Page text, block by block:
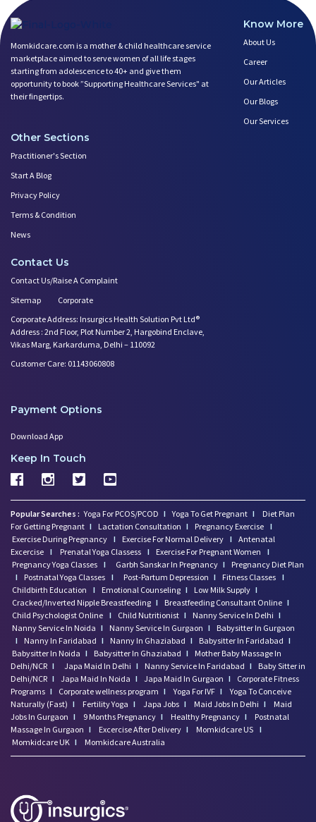
Momkidcare.com is a mother & child healthcare service
marketplace aimed to serve women of all life stages
starting from adolescence to 40+ and give them
opportunity to book ”Supporting Healthcare Services" at
their fingertips.
Know More
About Us
Career
Our Articles
Our Blogs
Our Services
Other Sections
Practitioner's Section
Start A Blog
Privacy Policy
Terms & Condition
News
Contact Us
Contact Us/Raise A Complaint
Sitemap
Corporate
Corporate Address: Insurgics Health Solution Pvt Ltd®
Address : 2nd Floor, Plot Number 2, Hargobind Enclave,
Vikas Marg, Karkarduma, Delhi – 110092
Customer Care: 01143060808
Payment Options
Download App
Keep In Touch
Popular Searches : Yoga For PCOS/PCOD I Yoga To Get Pregnant I
Diet Plan
For Getting Pregnant I Lactation Consultation I Pregnancy Exercise I
Exercise During Pregnancy I Exercise For Normal Delivery I Antenatal
Excercise I Prenatal Yoga Classess I Exercise For Pregnant Women
I
Pregnancy Yoga Classes I Garbh Sanskar In Pregnancy I
Pregnancy Diet Plan
I
Postnatal Yoga Classes I Post-Partum Depression I Fitness Classes I
Childbirth Education
I Emotional Counseling I Low Milk Supply I
Cracked/Inverted Nipple Breastfeeding I Breastfeeding Consultant Online I
Child Psychologist Online I Child Nutritionist I Nanny Service In Delhi I
Nanny Service In Noida I Nanny Service In Gurgaon I
Babysitter In Gurgaon
I
Nanny In Faridabad I Nanny In Ghaziabad I Babysitter In Faridabad I
Babysitter In Noida I Babysitter In Ghaziabad I
Mother Baby Massage In
Delhi/NCR I Japa Maid In Delhi I Nanny Service In Faridabad I
Baby Sitter in
Delhi/NCR I Japa Maid In Noida I Japa Maid In Gurgaon I
Corporate Fitness
Programs I Corporate wellness program I Yoga For IVF I
Yoga To Conceive
Naturally (Fast) I Fertility Yoga I Japa Jobs I Maid Jobs In Delhi I
Maid
Jobs In Gurgaon I 9 Months Pregnancy I Healthy Pregnancy I
Postnatal
Massage In Gurgaon I Excercise After Delivery I Momkidcare US I
Momkidcare UK I Momkidcare Australia